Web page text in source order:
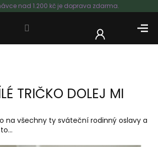
nad 1.200 kč je doprava zdarma.
TRIČKO DOLEJ MI
na všechny ty sváteční rodinný oslavy a